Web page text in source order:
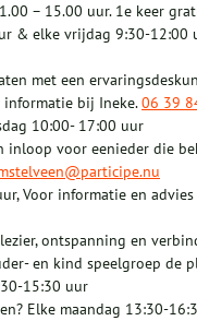
– 15.00 uur. 1e keer
& elke vrijdag 9:30-12:00
met een
informatie bij Ineke.06 39
10:00- 17:00 uur
inloop voor eenieder die
Voor informatie en
ontspanning en
en kind speelgroep de
15:30 uur
Elke maandag 13:30-